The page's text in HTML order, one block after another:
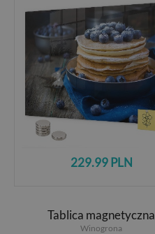
229.99 PLN
Tablica magnetyczna
Winogrona